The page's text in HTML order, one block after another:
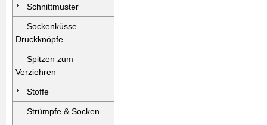
Schnittmuster
Sockenküsse
Druckknöpfe
Spitzen zum
Verziehren
Stoffe
Strümpfe & Socken